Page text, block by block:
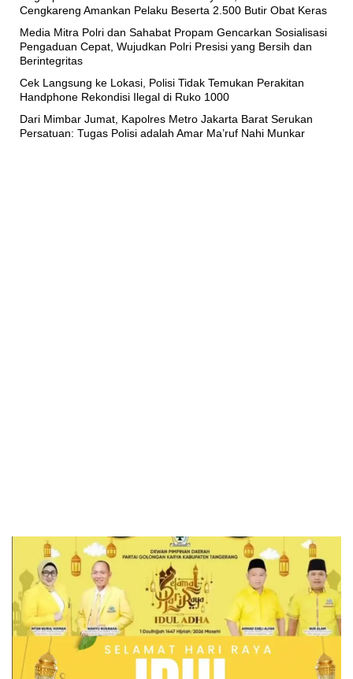
Cengkareng Amankan Pelaku Beserta 2.500 Butir Obat Keras
Media Mitra Polri dan Sahabat Propam Gencarkan Sosialisasi
Pengaduan Cepat, Wujudkan Polri Presisi yang Bersih dan
Berintegritas
Cek Langsung ke Lokasi, Polisi Tidak Temukan Perakitan
Handphone Rekondisi Ilegal di Ruko 1000
Dari Mimbar Jumat, Kapolres Metro Jakarta Barat Serukan
Persatuan: Tugas Polisi adalah Amar Ma’ruf Nahi Munkar